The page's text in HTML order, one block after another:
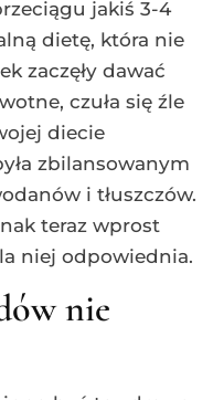
jakiś 3-4
dietę, która nie
zaczęły dawać
czuła się źle
diecie
zbilansowanym
i tłuszczów.
teraz wprost
niej odpowiednia.
nie